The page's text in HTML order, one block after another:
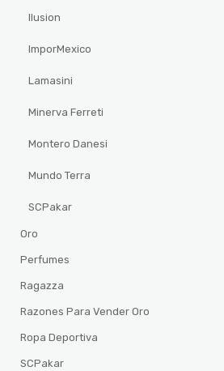
Ilusion
ImporMexico
Lamasini
Minerva Ferreti
Montero Danesi
Mundo Terra
SCPakar
Oro
Perfumes
Ragazza
Razones Para Vender Oro
Ropa Deportiva
SCPakar